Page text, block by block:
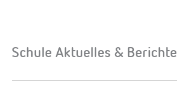
Schule Aktuelles & Berichte